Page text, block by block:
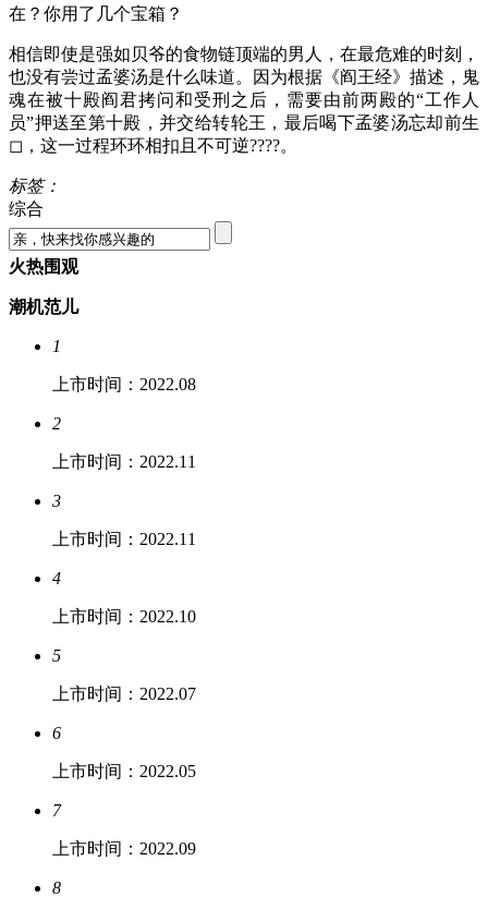
在？你用了几个宝箱？
相信即使是强如贝爷的食物链顶端的男人，在最危难的时刻，
也没有尝过孟婆汤是什么味道。因为根据《阎王经》描述，鬼
魂在被十殿阎君拷问和受刑之后，需要由前两殿的“工作人
员”押送至第十殿，并交给转轮王，最后喝下孟婆汤忘却前生
◻，这一过程环环相扣且不可逆????。
标签：
综合
火热围观
潮机范儿
1
上市时间：2022.08
2
上市时间：2022.11
3
上市时间：2022.11
4
上市时间：2022.10
5
上市时间：2022.07
6
上市时间：2022.05
7
上市时间：2022.09
8